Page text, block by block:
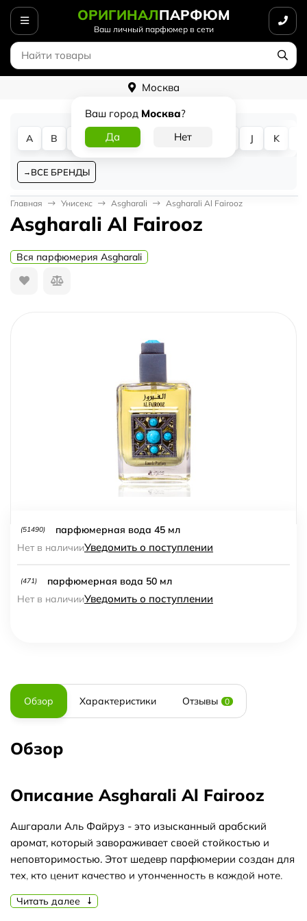
ОРИГИНАЛПАРФЮМ
Ваш личный парфюмер в сети
Москва
Ваш город Москва?
A B D G J K
ВСЕ БРЕНДЫ
Главная Унисекс Asgharali Asgharali Al Fairooz
Asgharali Al Fairooz
Вся парфюмерия Asgharali
(51490)
парфюмерная вода 45 мл
Нет в наличииУведомить о поступлении
(471)
парфюмерная вода 50 мл
Нет в наличииУведомить о поступлении
Обзор Характеристики Отзывы 0
Обзор
Описание Asgharali Al Fairooz
Ашгарали Аль Файруз - это изысканный арабский
аромат, который завораживает своей стойкостью и
неповторимостью. Этот шедевр парфюмерии создан для
тех, кто ценит качество и утонченность в каждой ноте.
Ашгарали Аль Файруз обладает уникальной
Читать далее